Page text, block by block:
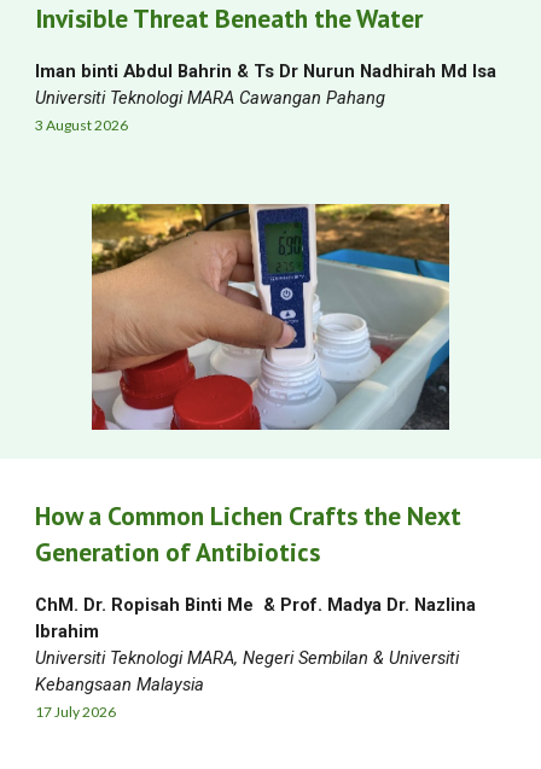
Invisible Threat Beneath the Water
Iman binti Abdul Bahrin & Ts Dr Nurun Nadhirah Md Isa
Universiti Teknologi MARA Cawangan Pahang
3 August2026
How a Common Lichen Crafts the Next
Generation of Antibiotics
ChM. Dr. Ropisah Binti Me & Prof. Madya Dr. Nazlina
Ibrahim
Universiti Teknologi MARA, Negeri Sembilan & Universiti
Kebangsaan Malaysia
17July2026